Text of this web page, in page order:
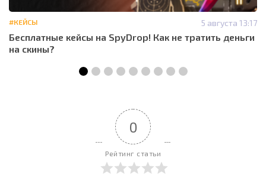
#КЕЙСЫ 5 августа 13:17
Бесплатные кейсы на SpyDrop! Как не тратить деньги
на скины?
0
Рейтинг статьи